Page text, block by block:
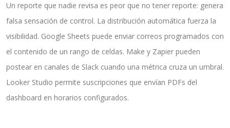
Un reporte que nadie revisa es peor que no tener reporte: genera
falsa sensación de control. La distribución automática fuerza la
visibilidad. Google Sheets puede enviar correos programados con
el contenido de un rango de celdas. Make y Zapier pueden
postear en canales de Slack cuando una métrica cruza un umbral.
Looker Studio permite suscripciones que envían PDFs del
dashboard en horarios configurados.